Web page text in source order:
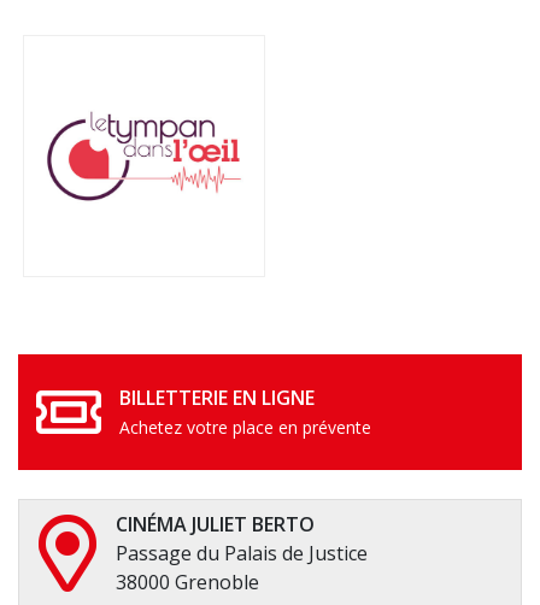
BILLETTERIE EN LIGNE
Achetez votre place en prévente
CINÉMA JULIET BERTO
Passage du Palais de Justice
38000 Grenoble